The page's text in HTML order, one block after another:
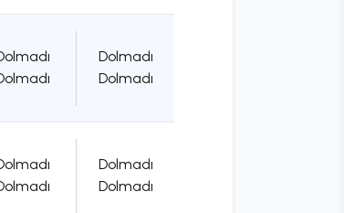
Dolmadı
Dolmadı
Dolmadı
Dolmadı